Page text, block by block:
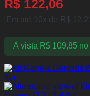
R$ 122,06
Em até 10x de R$ 12,21
À vista R$109,85